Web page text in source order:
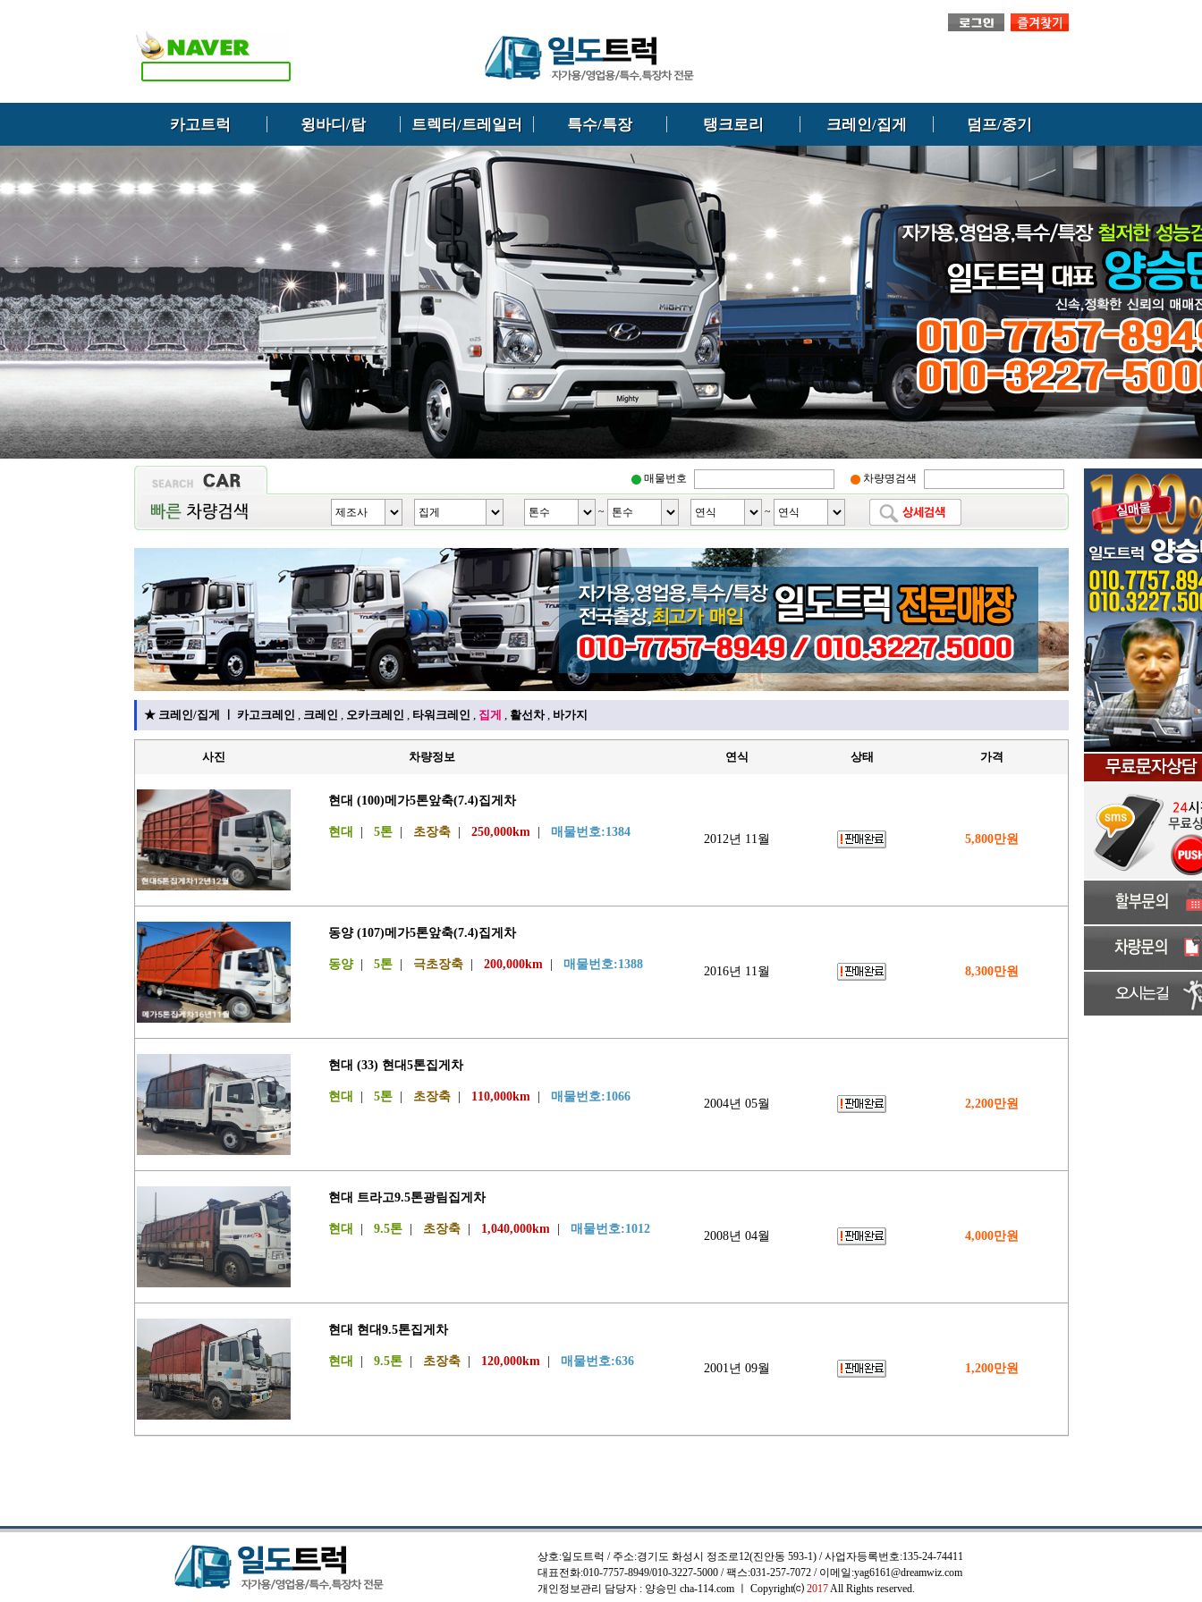
카고트럭 윙바디/탑 트렉터/트레일러 특수/특장 탱크로리 크레인/집게 덤프/중기
매물번호 차량명검색
~ ~
★ 크레인/집게 카고크레인 , 크레인 , 오카크레인 , 타워크레인 , 집게 , 활선차, 바가지
사진 차량정보 연식 상태 가격
현대 (100)메가5톤앞축(7.4)집게차
현대 5톤| 초장축| 250,000km| 매물번호:1384
2012년 11월 5,800만원
동양 (107)메가5톤앞축(7.4)집게차
동양| 5톤| 극초장축| 200,000km| 매물번호:1388
2016년 11월 8,300만원
현대 (33) 현대5톤집게차
현대 5톤| 초장축| 110,000km| 매물번호:1066
2004년 05월 2,200만원
현대 트라고9.5톤광림집게차
현대 9.5톤| 초장축| 1,040,000km| 매물번호:1012
2008년 04월 4,000만원
현대 현대9.5톤집게차
현대 9.5톤| 초장축| 120,000km| 매물번호:636
2001년 09월 1,200만원
상호:일도트럭 / 주소:경기도 화성시 정조로12(진안동 593-1) / 사업자등록번호:135-24-74411
대표전화:010-7757-8949/010-3227-5000 / 팩스:031-257-7072 / 이메일:yag6161@dreamwiz.com
개인정보관리 담당자 : 양승민 cha-114.com ㅣ Copyright⒞ 2017All Rights reserved.